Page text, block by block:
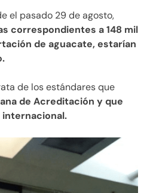
el pasado 29 de agosto,
correspondientes a 148 mil
de aguacate, estarían
de los estándares que
de Acreditación y que